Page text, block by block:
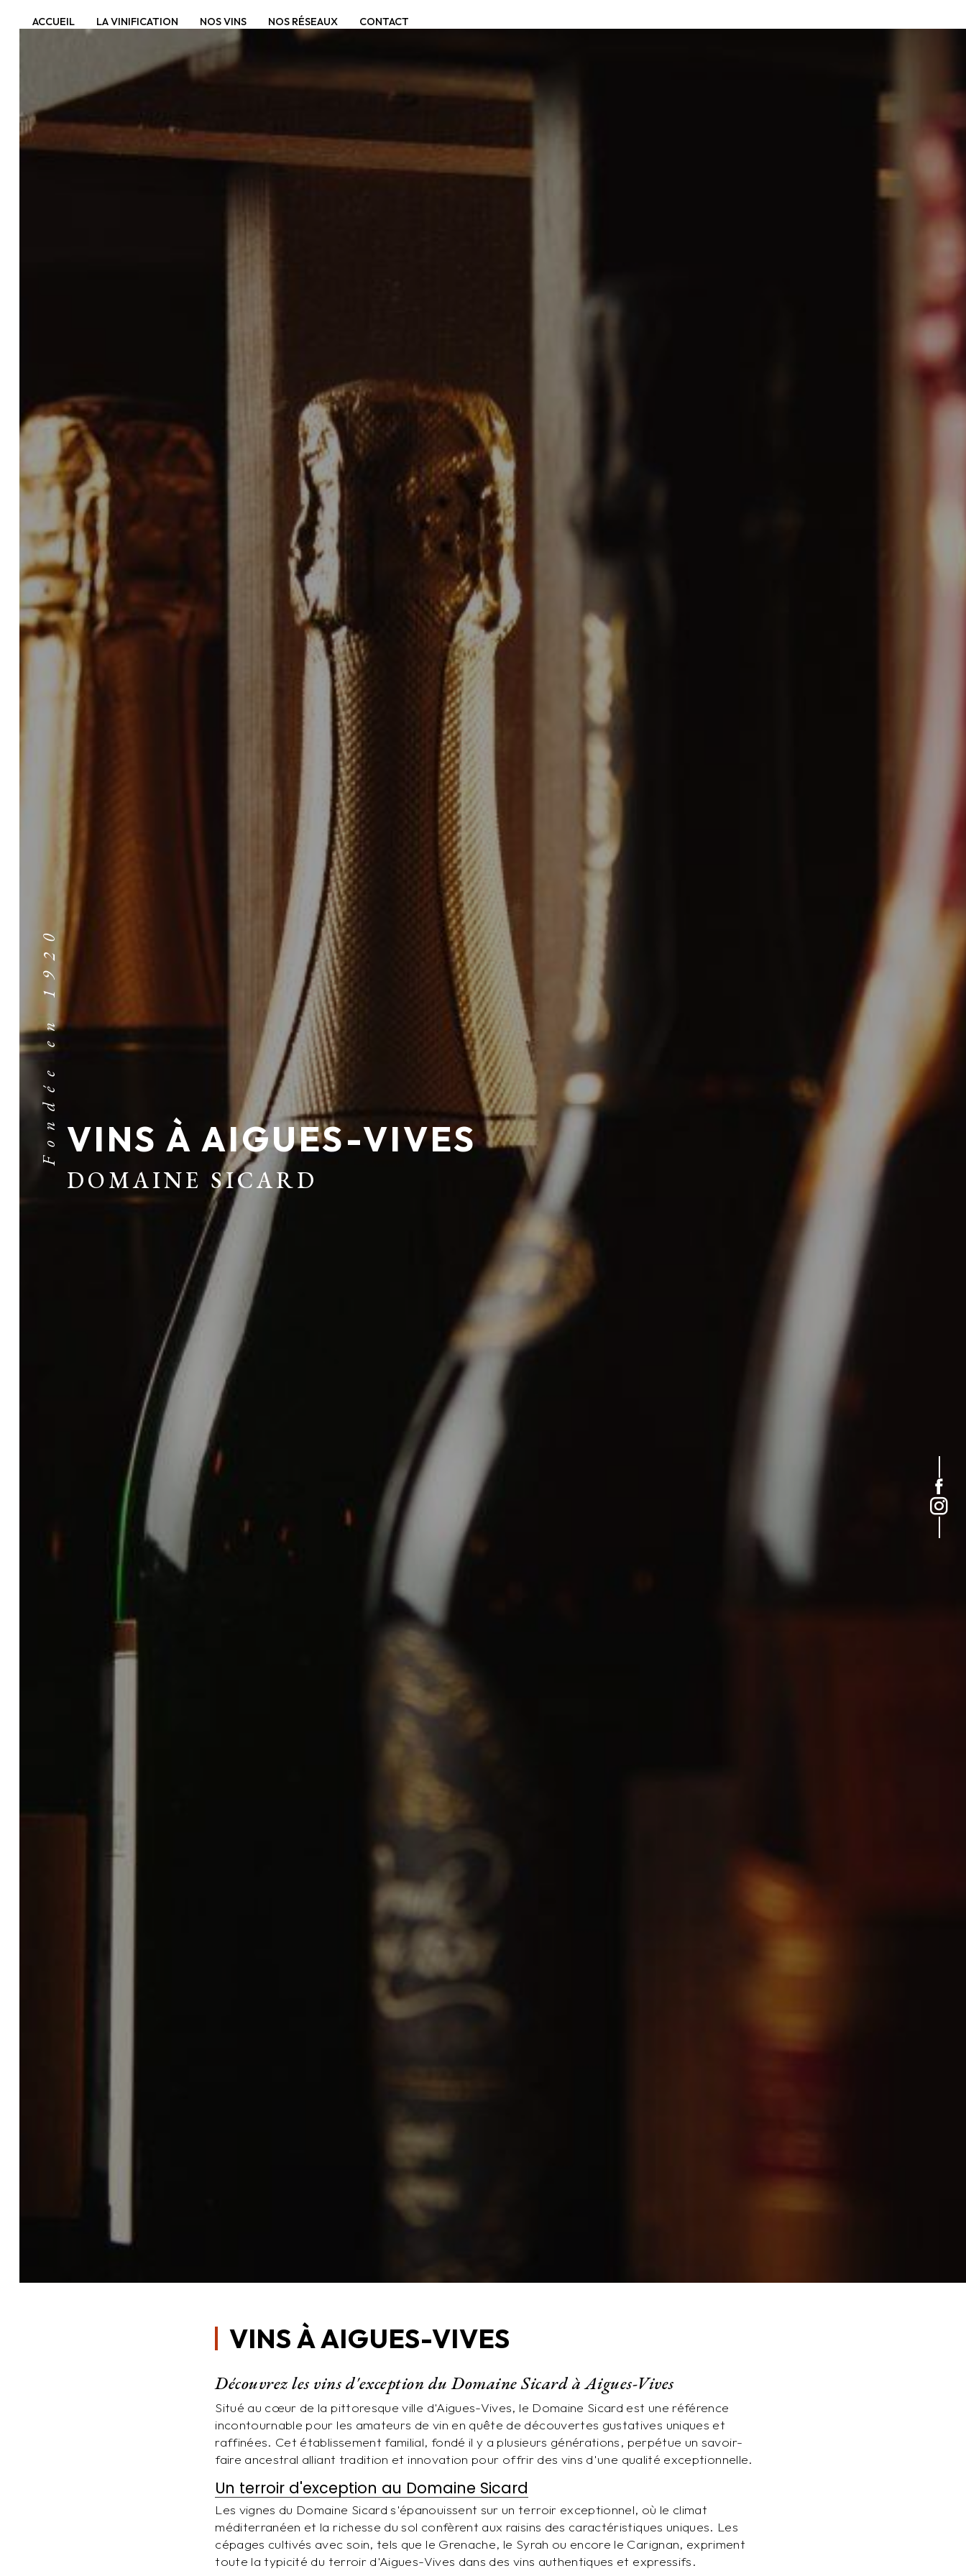
ACCUEIL LA VINIFICATION NOS VINS NOS RÉSEAUX CONTACT
VINS À AIGUES-VIVES
DOMAINE SICARD
VINS À AIGUES-VIVES
Découvrez les vins d'exception du Domaine Sicard à Aigues-Vives
Situé au cœur de la pittoresque ville d'Aigues-Vives, le Domaine Sicard est une référence
incontournable pour les amateurs de vin en quête de découvertes gustatives uniques et
raffinées. Cet établissement familial, fondé il y a plusieurs générations, perpétue un savoir-
faire ancestral alliant tradition et innovation pour offrir des vins d'une qualité exceptionnelle.
Un terroir d'exception au Domaine Sicard
Les vignes du Domaine Sicard s'épanouissent sur un terroir exceptionnel, où le climat
méditerranéen et la richesse du sol confèrent aux raisins des caractéristiques uniques. Les
cépages cultivés avec soin, tels que le Grenache, le Syrah ou encore le Carignan, expriment
toute la typicité du terroir d'Aigues-Vives dans des vins authentiques et expressifs.